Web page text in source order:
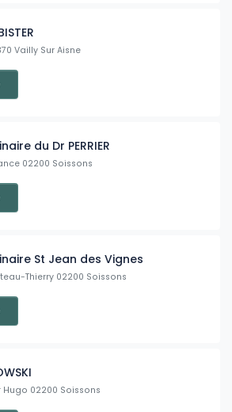
Vailly Sur Aisne
du Dr PERRIER
02200 Soissons
St Jean des Vignes
Thierry 02200 Soissons
02200 Soissons